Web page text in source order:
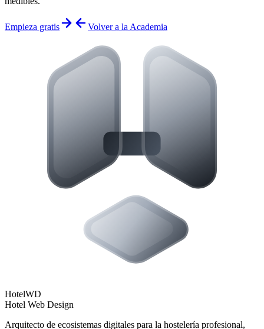
Empieza gratis Volver a la Academia
HotelWD
Hotel Web Design
Arquitecto de ecosistemas digitales para la hostelería profesional,